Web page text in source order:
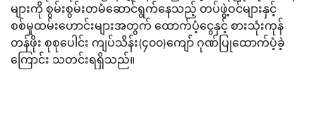
များကို စွမ်းစွမ်းတမံဆောင်ရွက်နေသည့် တပ်ဖွဲ့ဝင်များနှင့်
စစ်မှုထမ်းဟောင်းများအတွက် ထောက်ပံ့ငွေနှင့် စားသုံးကုန်
တန်ဖိုး စုစုပေါင်း ကျပ်သိန်း(၄၀၀)ကျော် ဂုဏ်ပြုထောက်ပံ့ခဲ့
ကြောင်း သတင်းရရှိသည်။